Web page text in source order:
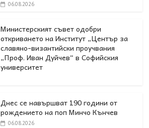
06.08.2026
Министерският съвет одобри
откриването на Институт „Център за
славяно-византийски проучвания
„Проф. Иван Дуйчев“ в Софийския
университет
Днес се навършват 190 години от
рождението на поп Минчо Кънчев
06.08.2026